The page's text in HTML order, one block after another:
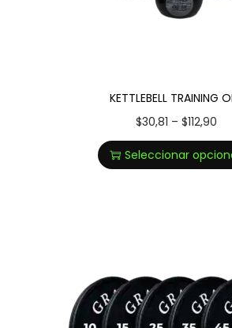
KETTLEBELL TRAINING
$30,81 – $112,90
Seleccionar